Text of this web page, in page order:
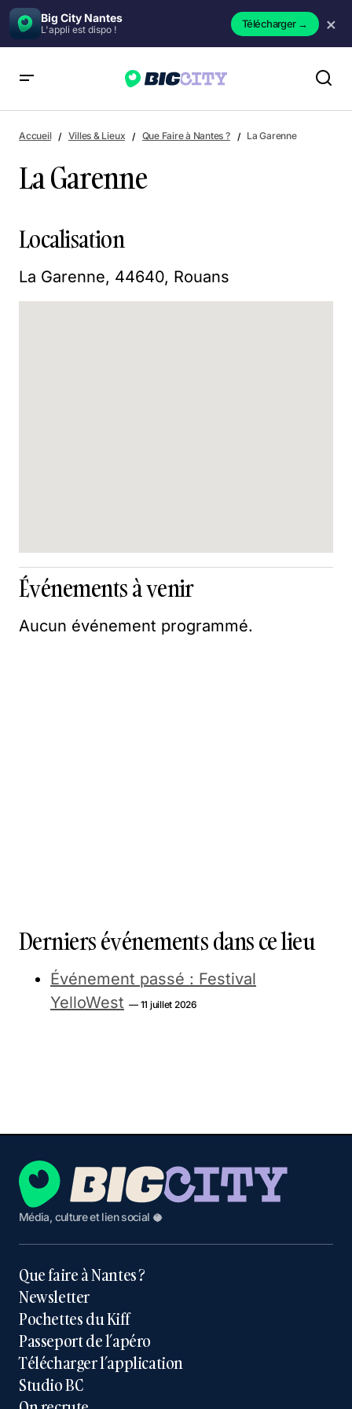
Big City Nantes
L'appli est dispo ! Télécharger→ ×
Accueil Villes & Lieux Que Faire à Nantes ? La Garenne
La Garenne
Localisation
La Garenne, 44640, Rouans
Événements à venir
Aucun événement programmé.
Derniers événements dans ce lieu
Événement passé : Festival
YelloWest — 11 juillet 2026
Média, culture et lien social 🥥
Que faire à Nantes ?
Newsletter
Pochettes du Kiff
Passeport de l’apéro
Télécharger l’application
Studio BC